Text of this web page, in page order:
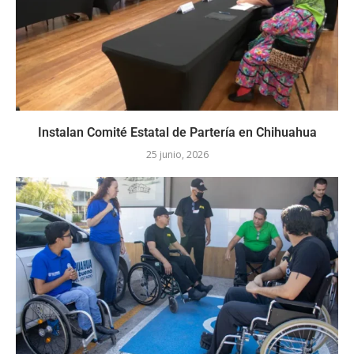
Instalan Comité Estatal de Partería en Chihuahua
25 junio, 2026